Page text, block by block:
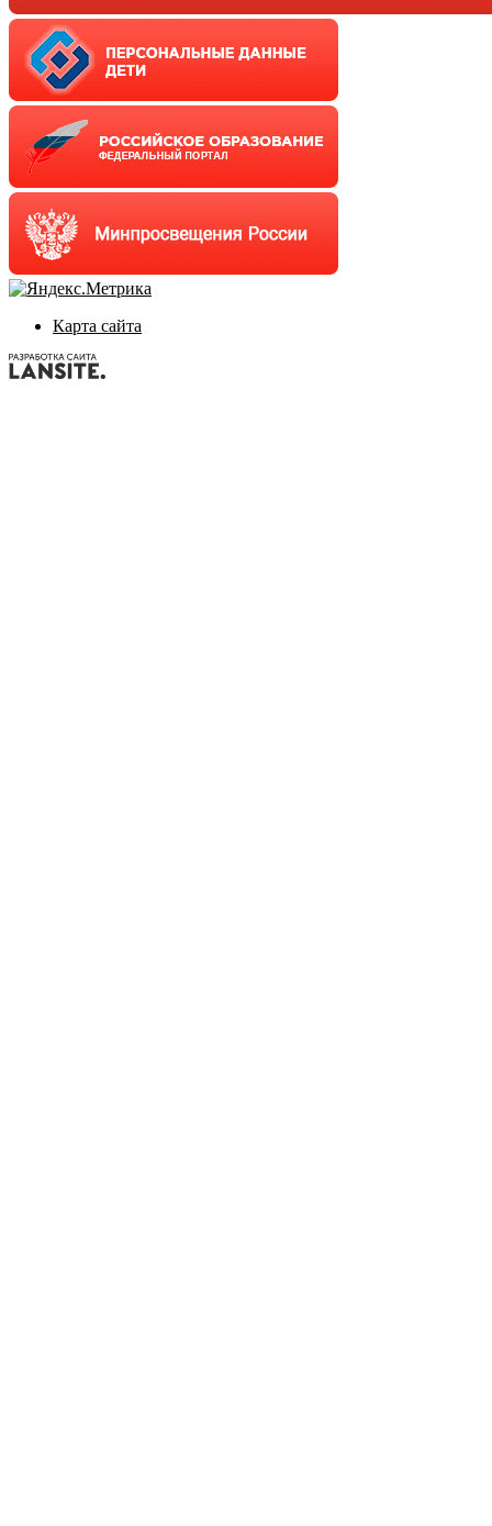
Карта сайта